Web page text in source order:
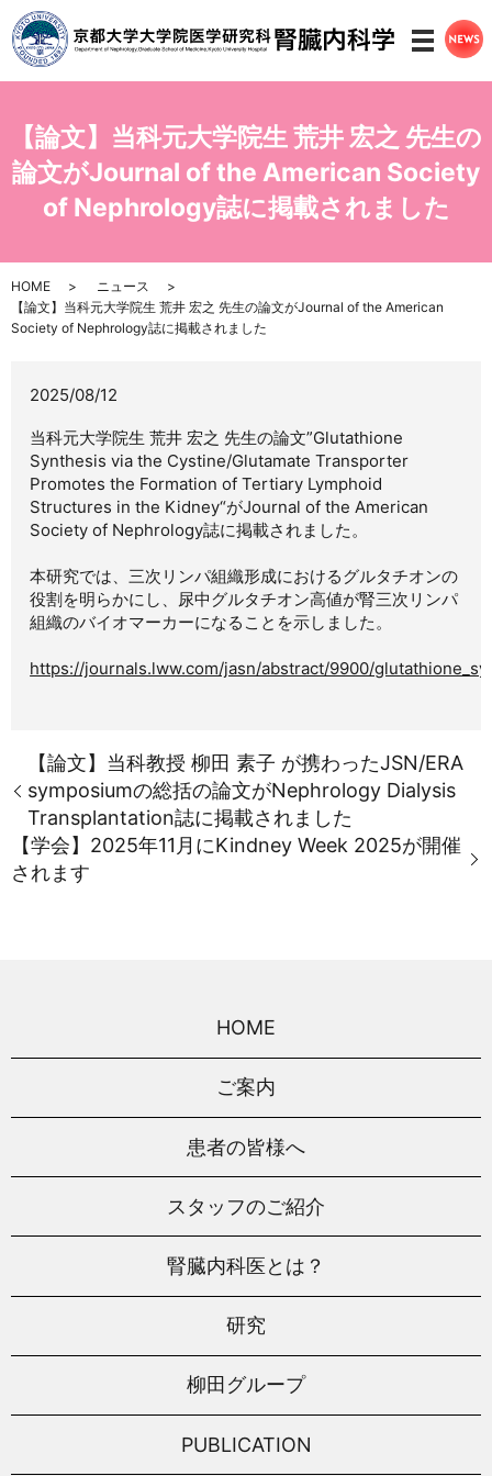
メニ
【論文】当科元大学院生 荒井 宏之 先生の
論文がJournal of the American Society
of Nephrology誌に掲載されました
HOME
ニュース
【論文】当科元大学院生 荒井 宏之 先生の論文がJournal of the American
Society of Nephrology誌に掲載されました
2025/08/12
当科元大学院生 荒井 宏之 先生の論文”Glutathione
Synthesis via the Cystine/Glutamate Transporter
Promotes the Formation of Tertiary Lymphoid
Structures in the Kidney“がJournal of the American
Society of Nephrology誌に掲載されました。
本研究では、三次リンパ組織形成におけるグルタチオンの
役割を明らかにし、尿中グルタチオン高値が腎三次リンパ
組織のバイオマーカーになることを示しました。
https://journals.lww.com/jasn/abstract/9900/
【論文】当科教授 柳田 素子 が携わったJSN/ERA
symposiumの総括の論文がNephrology Dialysis
Transplantation誌に掲載されました
【学会】2025年11月にKindney Week 2025が開催
されます
HOME
ご案内
患者の皆様へ
スタッフのご紹介
腎臓内科医とは？
研究
柳田グループ
PUBLICATION